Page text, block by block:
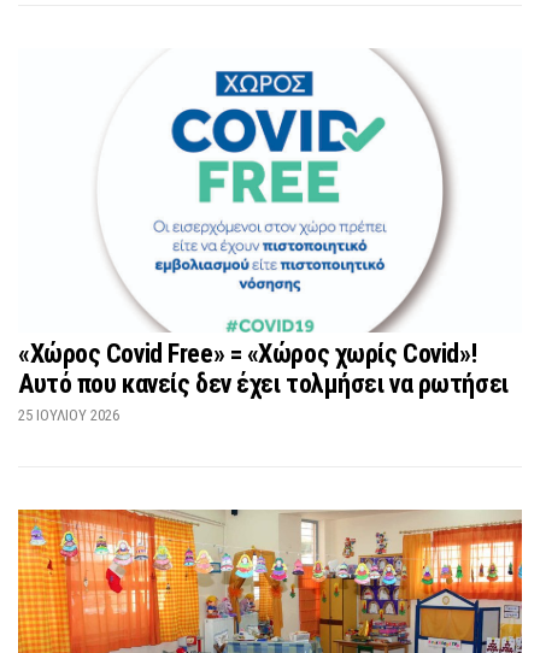
«Χώρος Covid Free» = «Χώρος χωρίς Covid»!
Αυτό που κανείς δεν έχει τολμήσει να ρωτήσει
25 ΙΟΥΛΊΟΥ 2026